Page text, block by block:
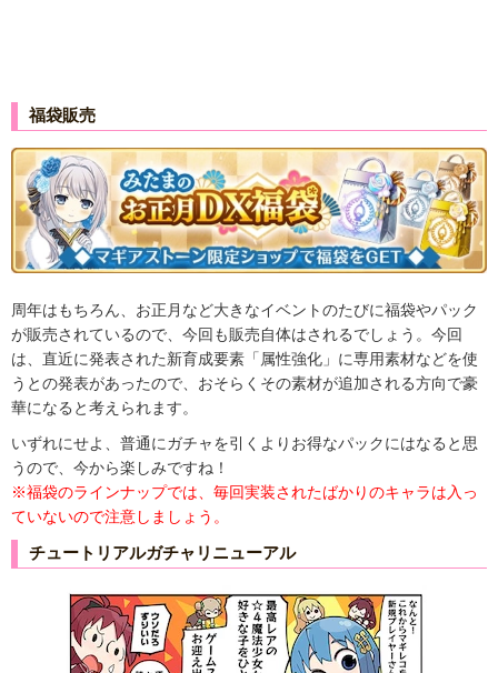
福袋販売
周年はもちろん、お正月など大きなイベントのたびに福袋やパック
が販売されているので、今回も販売自体はされるでしょう。今回
は、直近に発表された新育成要素「属性強化」に専用素材などを使
うとの発表があったので、おそらくその素材が追加される方向で豪
華になると考えられます。
いずれにせよ、普通にガチャを引くよりお得なパックにはなると思
うので、今から楽しみですね！
※福袋のラインナップでは、毎回実装されたばかりのキャラは入っ
ていないので注意しましょう。
チュートリアルガチャリニューアル